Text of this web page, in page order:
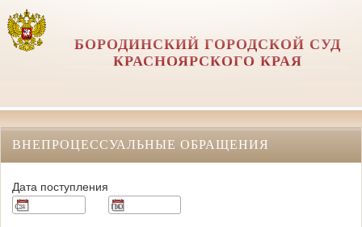
БОРОДИНСКИЙ ГОРОДСКОЙ СУД
КРАСНОЯРСКОГО КРАЯ
ВНЕПРОЦЕССУАЛЬНЫЕ ОБРАЩЕНИЯ
Дата поступления